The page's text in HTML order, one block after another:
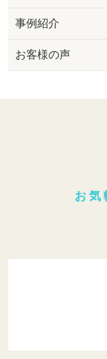
事例紹介
お客様の声
お気